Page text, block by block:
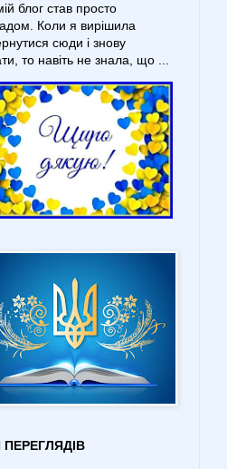
блог став просто
Коли я вирішила
сюди і знову
то навіть не знала, що ...